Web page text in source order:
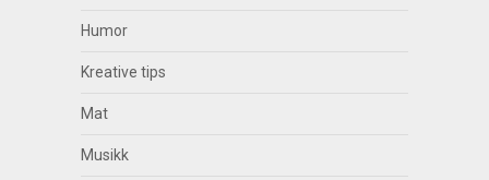
Humor
Kreative tips
Mat
Musikk